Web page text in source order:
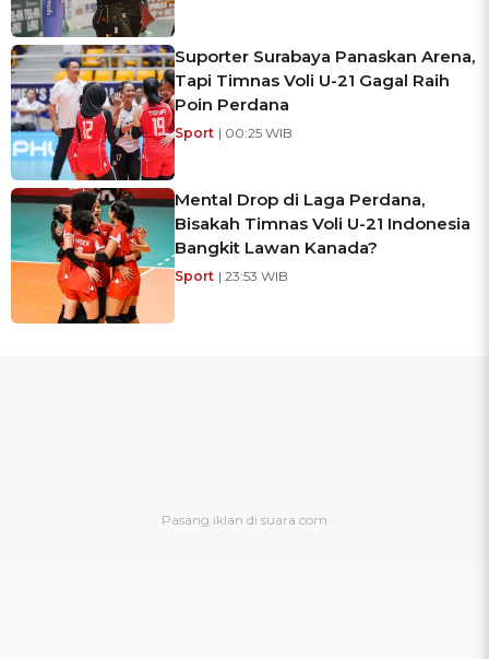
Suporter Surabaya Panaskan Arena,
Tapi Timnas Voli U-21 Gagal Raih
Poin Perdana
Sport | 00:25 WIB
Mental Drop di Laga Perdana,
Bisakah Timnas Voli U-21 Indonesia
Bangkit Lawan Kanada?
Sport | 23:53 WIB